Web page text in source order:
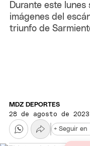
Durante este
imágenes del
triunfo de
MDZ DEPORTES
28 de agosto de
+ Seguir en